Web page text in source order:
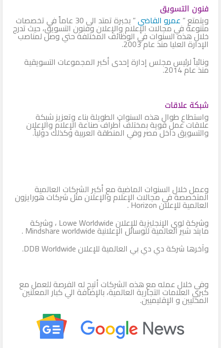
فنون التسويق
ويتمتع ” عمرو القاضي ” بخبرة تمتد الى 30 عاماً في تخصصات
متنوعة في مجالات الإعلام والإعلان وفنون التسويق، حيث تدرج
خلال هذه السنوات في الوظائف المختلفة حتي وصل لمناصب
الإدارة العليا منذ عام 2003.
ونائباً لرئيس مجلس إدارة إحدى أكبر المجموعات التسويقية
منذ عام 2014.
شبكة علاقات
واستطاع طوال هذه السنوات الطويلة بناء وتعزيز شبكة
علاقات عمل قوية بمختلف أطراف صناعة الإعلام والإعلان
والتسويق داخل مصر وفي المنطقة العربية وكذلك دولياً.
وعمل خلال السنوات الماضية مع أكبر الشركات العالمية
المتخصصة في مجالات الإعلام والإعلان مثل شركات هورايزون
العالمية للإعلان Horizon .
وشركة لوي الإنجليزية للإعلان Lowe Worldwide ، وشركة
مايند شير العالمية للوسائل الإعلانية Mindshare worldwide .
وآخرها شركة دي دي بي العالمية للإعلان DDB Worldwide.
وفي خلال عمله مع هذه الشركات أتيح له الفرصة للعمل مع
كبري العلامات التجارية العالمية، بالإضافة الي كبار المعلنين
المحليين و الإقليميين.